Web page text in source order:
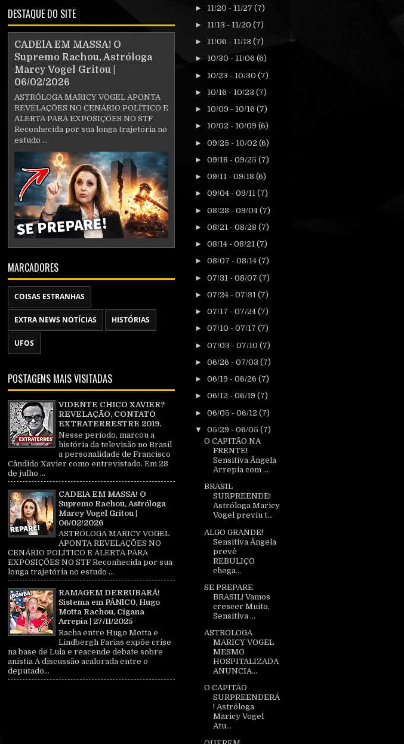
DESTAQUE DO SITE
CADElA EM MASSA! O
Supremo Rachou, Astróloga
Marcy Vogel Gritou |
06/02/2026
ASTRÓLOGA MARICY VOGEL APONTA
REVELAÇÕES NO CENÁRIO POLÍTICO E
ALERTA PARA EXPOSIÇÕES NO STF
Reconhecida por sua longa trajetória no
estudo ...
MARCADORES
COISAS ESTRANHAS
EXTRA NEWS NOTÍCIAS HISTÓRIAS
UFOS
POSTAGENS MAIS VISITADAS
VIDENTE CHICO XAVIER?
REVELAÇÃO, CONTATO
EXTRATERRESTRE 2019.
Nesse período, marcou a
história da televisão no Brasil
a personalidade de Francisco
Cândido Xavier como entrevistado. Em 28
de julho ...
CADElA EM MASSA! O
Supremo Rachou, Astróloga
Marcy Vogel Gritou |
06/02/2026
ASTRÓLOGA MARICY VOGEL
APONTA REVELAÇÕES NO
CENÁRIO POLÍTICO E ALERTA PARA
EXPOSIÇÕES NO STF Reconhecida por sua
longa trajetória no estudo ...
RAMAGEM DERRUBARÁ!
Sistema em PÂNlC0, Hugo
Motta Rachou, Cigana
Arrepia | 27/11/2025
Racha entre Hugo Motta e
Lindbergh Farias expõe crise
na base de Lula e reacende debate sobre
anistia A discussão acalorada entre o
deputado...
► 11/20 - 11/27 (7)
► 11/13 - 11/20 (7)
► 11/06 - 11/13 (7)
►10/30 - 11/06 (6)
► 10/23 - 10/30 (7)
► 10/16 - 10/23 (7)
► 10/09 - 10/16 (7)
► 10/02 - 10/09 (6)
► 09/25 - 10/02 (6)
► 09/18 - 09/25 (7)
► 09/11 - 09/18 (6)
► 09/04 - 09/11 (7)
► 08/28 - 09/04 (7)
► 08/21 - 08/28 (7)
► 08/14 - 08/21 (7)
► 08/07 - 08/14 (7)
► 07/31 - 08/07 (7)
► 07/24 - 07/31 (7)
► 07/17 - 07/24 (7)
► 07/10 - 07/17 (7)
► 07/03 - 07/10 (7)
► 06/26 - 07/03 (7)
► 06/19 - 06/26 (7)
► 06/12 - 06/19 (7)
► 06/05 - 06/12 (7)
▼ 05/29 - 06/05 (7)
O CAPITÃO NA
FRENTE!
Sensitiva Ângela
Arrepia com ...
BRASIL
SURPREENDE!
Astróloga Maricy
Vogel previu t...
ALGO GRANDE!
Sensitiva Ângela
prevê
REBULIÇO
chega...
SE PREPARE
BRASIL! Vamos
crescer Muito,
Sensitiva ...
ASTRÓLOGA
MARICY VOGEL
MESMO
HOSPITALIZADA
ANUNCIA...
O CAPITÃO
SURPREENDERÁ
! Astróloga
Maricy Vogel
Atu...